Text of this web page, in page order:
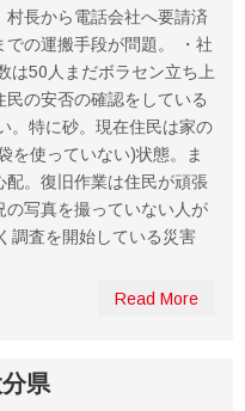
長から電話会社へ要請済
の運搬手段が問題。 ・社
は50人まだボラセン立ち上
の安否の確認をしている
。特に砂。現在住民は家の
を使っていない)状態。ま
配。復旧作業は住民が頑張
の写真を撮っていない人が
調査を開始している災害
Read More
県